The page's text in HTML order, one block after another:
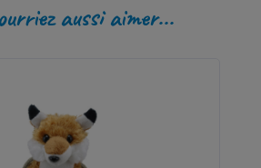
aussi aimer...